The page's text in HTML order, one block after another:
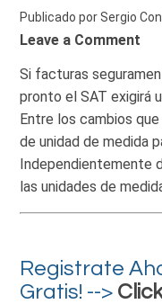
Publicado porSergio
Leave a Comment
Si facturas
pronto el SAT exigirá
Entre los cambios
de unidad de medida
Independientemente
las unidades de
Registrate
Gratis! -->